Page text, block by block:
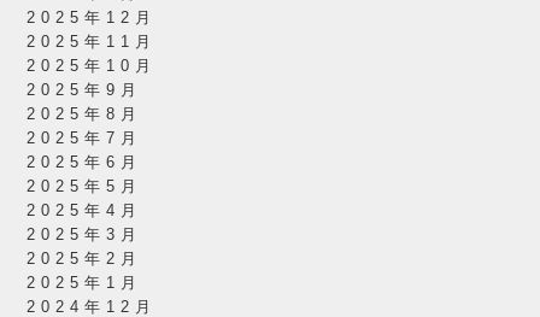
2025年12月
2025年11月
2025年10月
2025年9月
2025年8月
2025年7月
2025年6月
2025年5月
2025年4月
2025年3月
2025年2月
2025年1月
2024年12月